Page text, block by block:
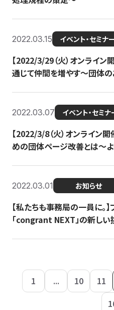
2022.03.15 イベント・セミナ
【2022/3/29（火）オンライン
通じて仲間を増やす～団体
2022.03.07 イベント・セミナ
【2022/3/8（火）オンライン
めの団体ページ改善とは～
2022.03.01 お知らせ
【私たちも事務局の一員に。
「congrant NEXT」の新しい
1 ... 10 11